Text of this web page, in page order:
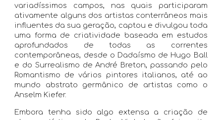
variadíssimos campos, nas quais participaram
ativamente alguns dos artistas conterrâneos mais
influentes da sua geração, captou e divulgou toda
uma forma de criatividade baseada em estudos
aprofundados de todas as correntes
contemporâneas, desde o Dadaísmo de Hugo Ball
e do Surrealismo de André Breton, passando pelo
Romantismo de vários pintores italianos, até ao
mundo abstrato germânico de artistas como o
Anselm Kiefer.
Embora tenha sido algo extensa a criação de